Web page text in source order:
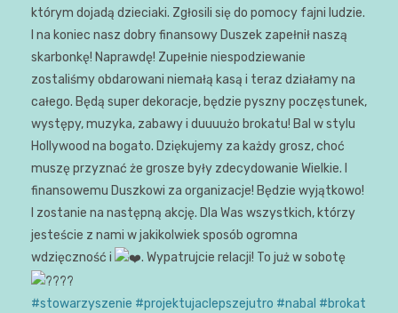
którym dojadą dzieciaki. Zgłosili się do pomocy fajni ludzie.
I na koniec nasz dobry finansowy Duszek zapełnił naszą
skarbonkę! Naprawdę! Zupełnie niespodziewanie
zostaliśmy obdarowani niemałą kasą i teraz działamy na
całego. Będą super dekoracje, będzie pyszny poczęstunek,
występy, muzyka, zabawy i duuuużo brokatu! Bal w stylu
Hollywood na bogato. Dziękujemy za każdy grosz, choć
muszę przyznać że grosze były zdecydowanie Wielkie. I
finansowemu Duszkowi za organizacje! Będzie wyjątkowo!
I zostanie na następną akcję. Dla Was wszystkich, którzy
jesteście z nami w jakikolwiek sposób ogromna
wdzięczność i
. Wypatrujcie relacji! To już w sobotę
#stowarzyszenie #projektujaclepszejutro #nabal #brokat